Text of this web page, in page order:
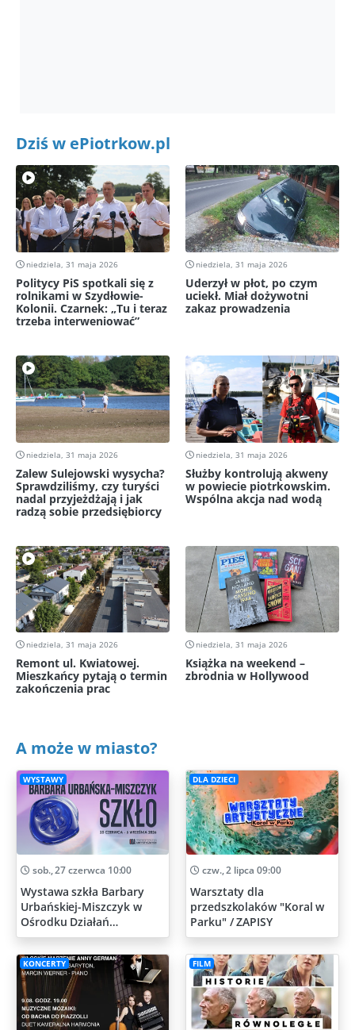
Dziś w ePiotrkow.pl
niedziela, 31 maja 2026
Politycy PiS spotkali się z
rolnikami w Szydłowie-
Kolonii. Czarnek: „Tu i teraz
trzeba interweniować”
niedziela, 31 maja 2026
Uderzył w płot, po czym
uciekł. Miał dożywotni
zakaz prowadzenia
niedziela, 31 maja 2026
Zalew Sulejowski wysycha?
Sprawdziliśmy, czy turyści
nadal przyjeżdżają i jak
radzą sobie przedsiębiorcy
niedziela, 31 maja 2026
Służby kontrolują akweny
w powiecie piotrkowskim.
Wspólna akcja nad wodą
niedziela, 31 maja 2026
Remont ul. Kwiatowej.
Mieszkańcy pytają o termin
zakończenia prac
niedziela, 31 maja 2026
Książka na weekend –
zbrodnia w Hollywood
A może w miasto?
WYSTAWY
sob., 27 czerwca 10:00
Wystawa szkła Barbary
Urbańskiej-Miszczyk w
Ośrodku Działań
Artystycznych
DLA DZIECI
czw., 2 lipca 09:00
Warsztaty dla
przedszkolaków "Koral w
Parku" / ZAPISY
KONCERTY FILM